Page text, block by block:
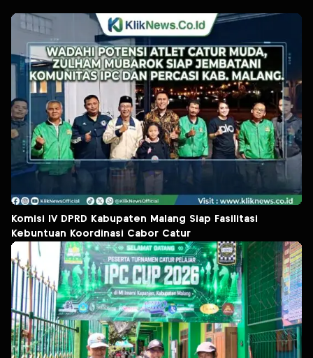
Komisi IV DPRD Kabupaten Malang Siap Fasilitasi
Kebuntuan Koordinasi Cabor Catur